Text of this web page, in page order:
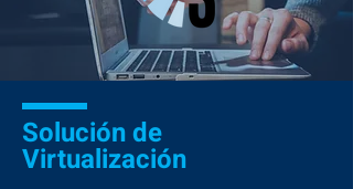
Solución de
Virtualización